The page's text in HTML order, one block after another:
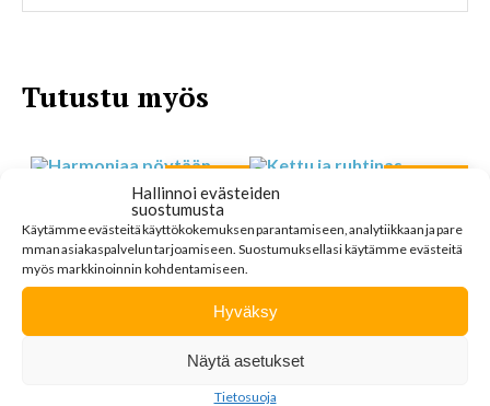
Hallinnoi evästeiden
suostumusta
Käytämmeevästeitäkäyttökokemuksenparantamiseen,analytiikkaanjapare
mmanasiakaspalveluntarjoamiseen. Suostumuksellasi käytämme evästeitä
myös markkinoinnin kohdentamiseen.
Hyväksy
Näytä asetukset
Tietosuoja
Tutustu myös
MYYTY
HARMONIAA